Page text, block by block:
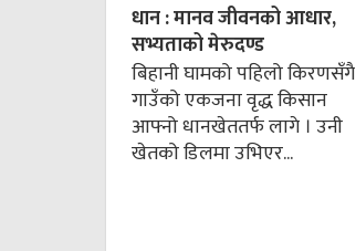
धान : मानव जीवनको आधार,
सभ्यताको मेरुदण्ड
बिहानी घामको पहिलो किरणसँगै
गाउँको एकजना वृद्ध किसान
आफ्नो धानखेततर्फ लागे । उनी
खेतको डिलमा उभिएर...